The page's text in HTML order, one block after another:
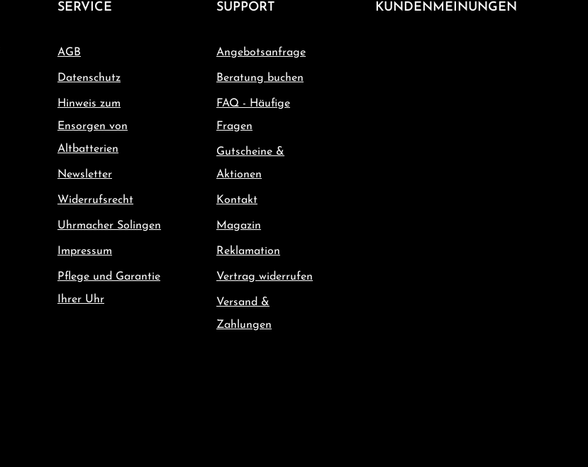
SERVICE
AGB
Datenschutz
Hinweis zum
Ensorgen von
Altbatterien
Newsletter
Widerrufsrecht
Uhrmacher Solingen
Impressum
Pflege und Garantie
Ihrer Uhr
SUPPORT
Angebotsanfrage
Beratung buchen
FAQ - Häufige
Fragen
Gutscheine &
Aktionen
Kontakt
Magazin
Reklamation
Vertrag widerrufen
Versand &
Zahlungen
KUNDENMEINUNGEN